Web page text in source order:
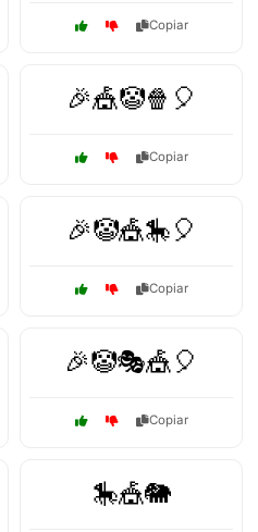
Copiar
🎉🎪🤡🍿🎈
Copiar
🎉🤡🎪🎠🎈
Copiar
🎉🤡🎭🎪🎈
Copiar
🎠🎪🐘